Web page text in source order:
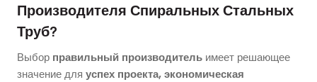
Производителя Спиральных Стальных
Труб?
Выбор правильный производитель имеет решающее
значение для успех проекта, экономическая